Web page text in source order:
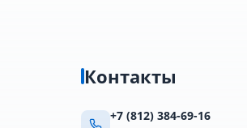
Контакты
+7 (812) 384-69-16